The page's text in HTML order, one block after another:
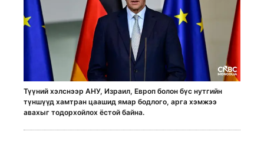
Түүний хэлснээр АНУ, Израил, Европ болон бүс нутгийн
түншүүд хамтран цаашид ямар бодлого, арга хэмжээ
авахыг тодорхойлох ёстой байна.